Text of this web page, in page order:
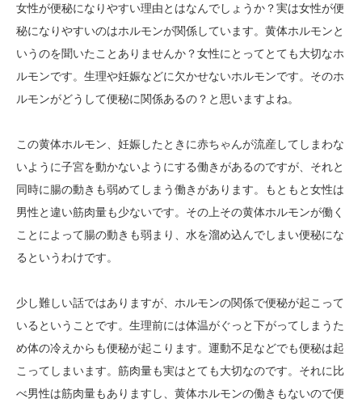
女性が便秘になりやすい理由とはなんでしょうか？実は女性が便
秘になりやすいのはホルモンが関係しています。黄体ホルモンと
いうのを聞いたことありませんか？女性にとってとても大切なホ
ルモンです。生理や妊娠などに欠かせないホルモンです。そのホ
ルモンがどうして便秘に関係あるの？と思いますよね。
この黄体ホルモン、妊娠したときに赤ちゃんが流産してしまわな
いように子宮を動かないようにする働きがあるのですが、それと
同時に腸の動きも弱めてしまう働きがあります。もともと女性は
男性と違い筋肉量も少ないです。その上その黄体ホルモンが働く
ことによって腸の動きも弱まり、水を溜め込んでしまい便秘にな
るというわけです。
少し難しい話ではありますが、ホルモンの関係で便秘が起こって
いるということです。生理前には体温がぐっと下がってしまうた
め体の冷えからも便秘が起こります。運動不足などでも便秘は起
こってしまいます。筋肉量も実はとても大切なのです。それに比
べ男性は筋肉量もありますし、黄体ホルモンの働きもないので便